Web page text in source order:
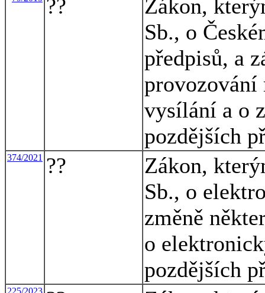
??
Zákon,
Sb., o
předpisů, a
provozování
vysílání a o
pozdějších
374/2021 ??
Zákon,
Sb., o
změně
o
pozdějších
225/2023